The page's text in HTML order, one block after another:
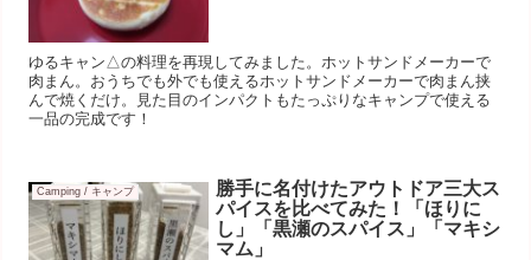
ゆるキャン△の料理を再現してみました。ホットサンドメーカーで
肉まん。おうちでも外でも使えるホットサンドメーカーで肉まん挟
んで焼くだけ。見た目のインパクトもたっぷりなキャンプで使える
一品の完成です！
Camping / キャンプ
勝手に名付けたアウトドア三大ス
パイスを比べてみた！「ほりに
し」「黒瀬のスパイス」「マキシ
マム」